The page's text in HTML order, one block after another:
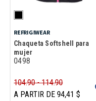
REFRIGIWEAR
Chaqueta Softshell para
mujer
0498
104.90 - 114.90
A PARTIR DE 94,41 $